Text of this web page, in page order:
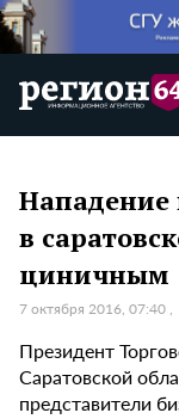
Нападение
в
циничным
7 октября 2016, 07:40
Президент
Саратовской
представители